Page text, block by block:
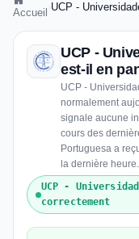
Accueil UCP -
UCP -
est-il en
UCP -
normalement
signale aucune
cours des
Portuguesa a
la dernière heure.
UCP -
correctement